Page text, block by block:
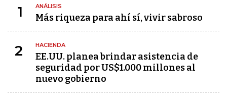
1 ANÁLISIS
Más riqueza para ahí sí, vivir sabroso
2 HACIENDA
EE.UU. planea brindar asistencia de
seguridad por US$1.000 millones al
nuevo gobierno